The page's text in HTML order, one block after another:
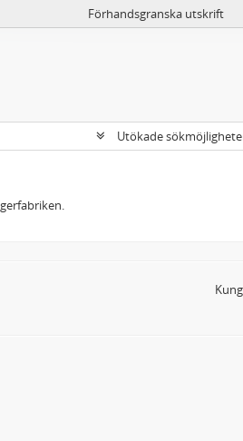
Förhandsgranska utskrift
Utökade